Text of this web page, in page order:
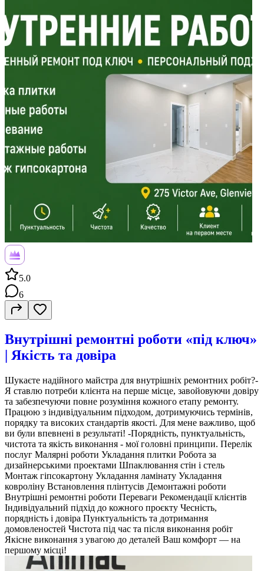
5.0
6
Внутрішні ремонтні роботи «під ключ»
| Якість та довіра
Шукаєте надійного майстра для внутрішніх ремонтних робіт?-
Я ставлю потреби клієнта на перше місце, завойовуючи довіру
та забезпечуючи повне розуміння кожного етапу ремонту.
Працюю з індивідуальним підходом, дотримуючись термінів,
порядку та високих стандартів якості. Для мене важливо, щоб
ви були впевнені в результаті! -Порядність, пунктуальність,
чистота та якість виконання - мої головні принципи. Перелік
послуг Малярні роботи Укладання плитки Робота за
дизайнерськими проектами Шпаклювання стін і стель
Монтаж гіпсокартону Укладання ламінату Укладання
ковроліну Встановлення плінтусів Демонтажні роботи
Внутрішні ремонтні роботи Переваги Рекомендації клієнтів
Індивідуальний підхід до кожного проєкту Чесність,
порядність і довіра Пунктуальність та дотримання
домовленостей Чистота під час та після виконання робіт
Якісне виконання з увагою до деталей Ваш комфорт — на
першому місці!